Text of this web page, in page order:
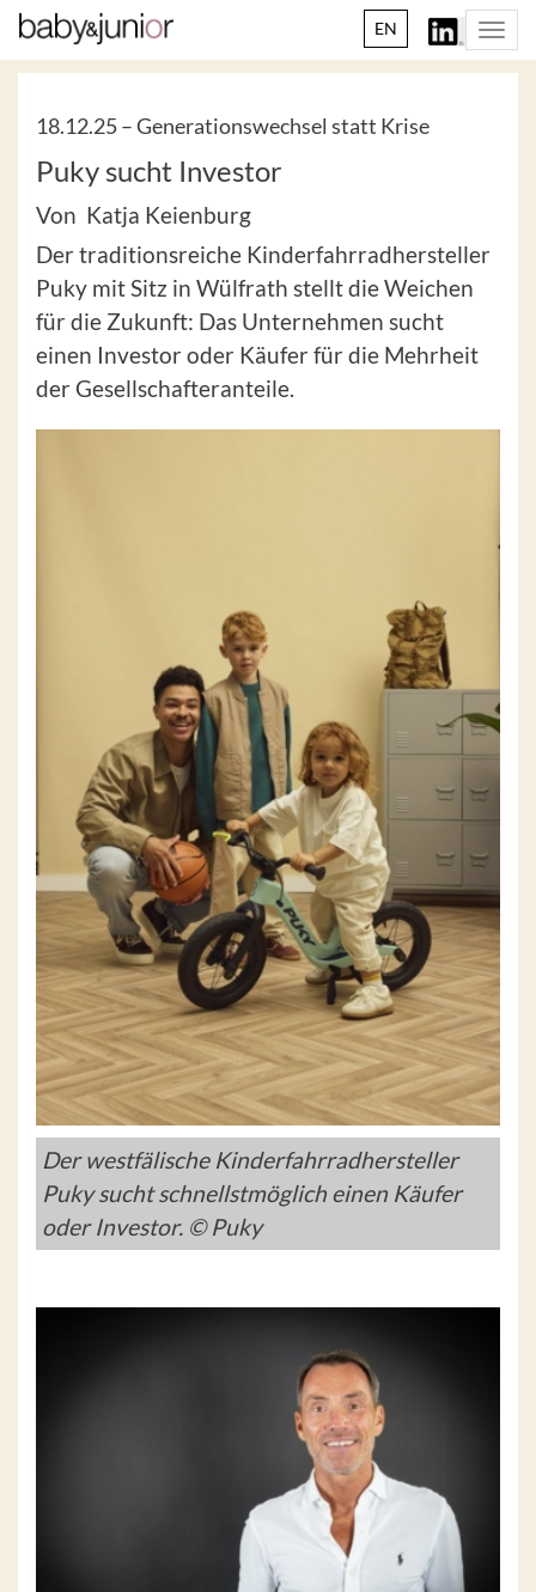
EN
18.12.25 –Generationswechsel statt Krise
Puky sucht Investor
Von Katja Keienburg
Der traditionsreiche Kinderfahrradhersteller
Puky mit Sitz in Wülfrath stellt die Weichen
für die Zukunft: Das Unternehmen sucht
einen Investor oder Käufer für die Mehrheit
der Gesellschafteranteile.
Der westfälische Kinderfahrradhersteller
Puky sucht schnellstmöglich einen Käufer
oder Investor. © Puky